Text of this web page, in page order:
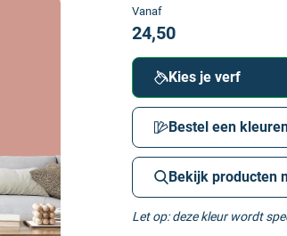
Vanaf
24,50
Kies je verf
Bestel een
Bekijk producten
Let op: deze kleur wordt